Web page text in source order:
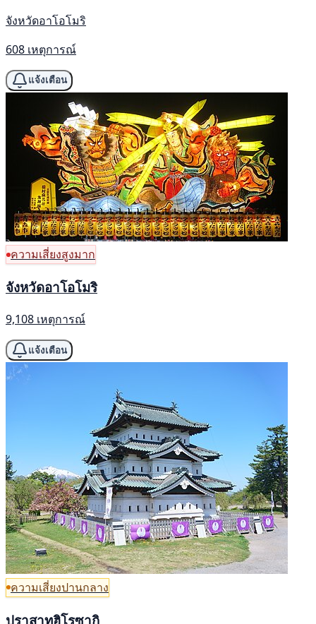
จังหวัดอาโอโมริ
608 เหตุการณ์
แจ้งเตือน
ความเสี่ยงสูงมาก
จังหวัดอาโอโมริ
9,108 เหตุการณ์
แจ้งเตือน
ความเสี่ยงปานกลาง
ปราสาทฮิโรซากิ